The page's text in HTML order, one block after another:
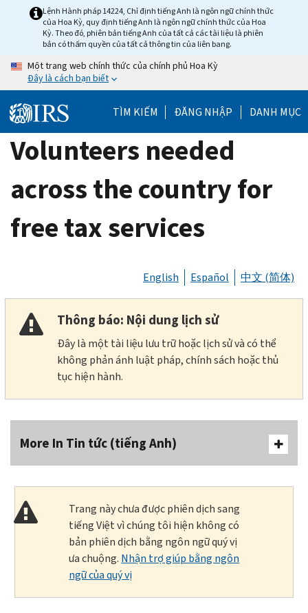
Lệnh Hành pháp 14224, Chỉ định tiếng Anh là ngôn ngữ chính thức
của Hoa Kỳ, quy định tiếng Anh là ngôn ngữ chính thức của Hoa
Kỳ. Theo đó, phiên bản tiếng Anh của tất cả các tài liệu là phiên
bản có thẩm quyền của tất cả thông tin của liên bang.
Một trang web chính thức của chính phủ Hoa Kỳ
Đây là cách bạn biết
TÌM KIẾM ĐĂNG NHẬP DANH MỤC
Volunteers needed
across the country for
free tax services
English Español 中文 (简体)
Thông báo: Nội dung lịch sử
Đây là một tài liệu lưu trữ hoặc lịch sử và có thể
không phản ánh luật pháp, chính sách hoặc thủ
tục hiện hành.
More In Tin tức (tiếng Anh)
Trang này chưa được phiên dịch sang
tiếng Việt vì chúng tôi hiện không có
bản phiên dịch bằng ngôn ngữ quý vị
ưa chuộng. Nhận trợ giúp bằng ngôn
ngữ của quý vị